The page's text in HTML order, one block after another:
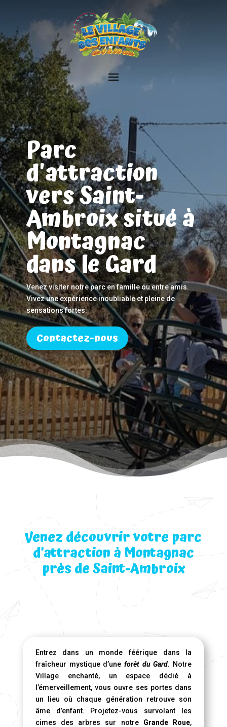
Parc
d'attraction
vers Saint-
Ambroix situé à
Montagnac
dans le Gard
Venez visiter notre parc en famille ou entre amis.
Vivez une expérience inoubliable et pleine de
sensations fortes.
Contactez-nous
Venez découvrir votre parc
d’attraction à Montagnac
près de Saint-Ambroix
Entrez dans un monde féérique dans la
fraîcheur mystique d’une forêt du Gard. Notre
Village enchanté, un espace dédié à
l’émerveillement, vous ouvre ses portes dans
un lieu où chaque génération retrouve son
âme d’enfant. Projetez-vous survolant les
cimes des arbres sur notre Grande Roue,